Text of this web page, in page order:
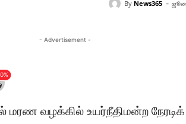
By News365 -
- Advertisement -
மரண வழக்கில் உயர்நீதிமன்ற